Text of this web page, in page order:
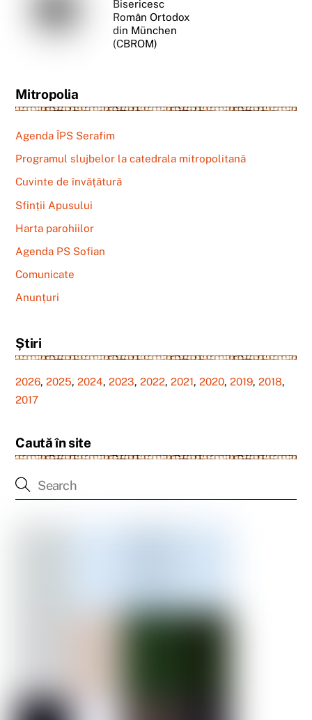
Bisericesc
Român Ortodox
din München
(CBROM)
Mitropolia
Agenda ÎPS Serafim
Programul slujbelor la catedrala mitropolitană
Cuvinte de învățătură
Sfinții Apusului
Harta parohiilor
Agenda PS Sofian
Comunicate
Anunțuri
Știri
2026,2025,2024,2023,2022,2021,2020,2019,2018,
2017
Caută în site